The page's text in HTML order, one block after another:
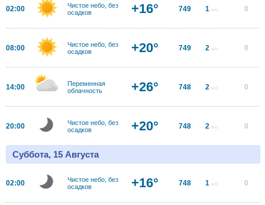
02:00
Чистое небо, без
осадков
+16° 749 1 м/с 0
08:00
Чистое небо, без
осадков
+20° 749 2 м/с 0
14:00
Переменная
облачность
+26° 748 2 м/с 0
20:00
Чистое небо, без
осадков
+20° 748 2 м/с 0
Суббота, 15 Августа
02:00
Чистое небо, без
осадков
+16° 748 1 м/с 0